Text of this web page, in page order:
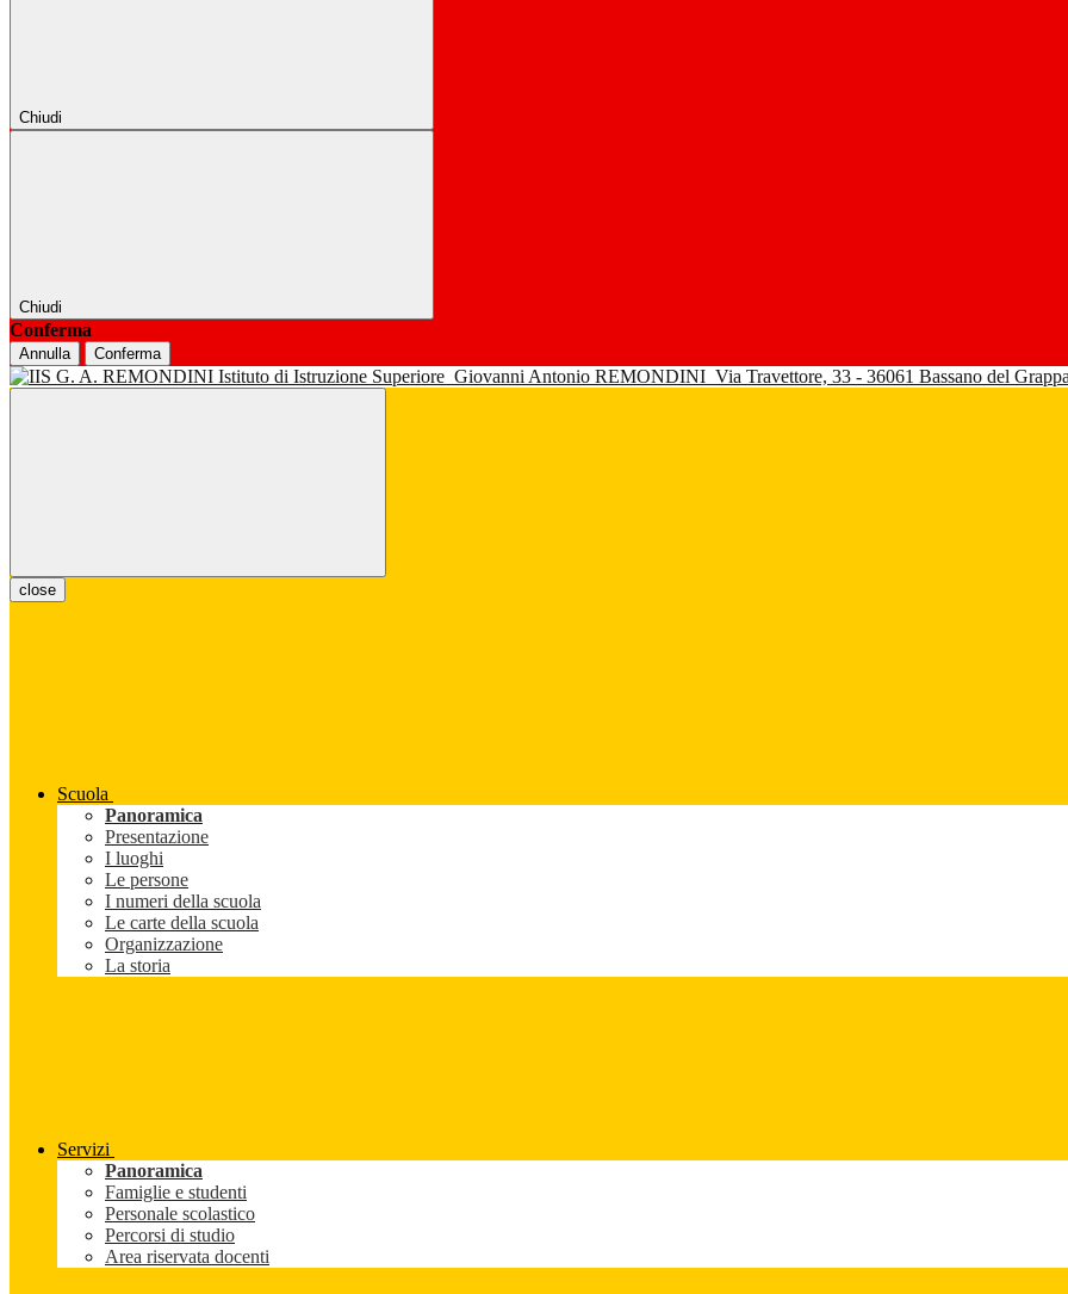
Chiudi
Chiudi
Conferma
Annulla Conferma
Istituto di Istruzione Superiore Giovanni Antonio REMONDINI Via Travettore, 33 - 36061 Bassano del
close
Scuola
Panoramica
Presentazione
I luoghi
Le persone
I numeri della scuola
Le carte della scuola
Organizzazione
La storia
Servizi
Panoramica
Famiglie e studenti
Personale scolastico
Percorsi di studio
Area riservata docenti